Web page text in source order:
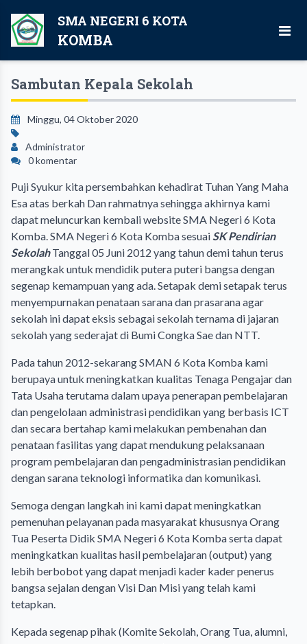
SMA NEGERI 6 KOTA
KOMBA
Sambutan Kepala Sekolah
Minggu, 04 Oktober 2020
Administrator
0 komentar
Puji Syukur kita persembahkan kehadirat Tuhan Yang Maha
Esa atas berkah Dan rahmatnya sehingga akhirnya kami
dapat meluncurkan kembali website SMA Negeri 6 Kota
Komba. SMA Negeri 6 Kota Komba sesuaiSK Pendirian
SekolahTanggal 05 Juni 2012 yang tahun demi tahun terus
merangkak untuk mendidik putera puteri bangsa dengan
segenap kemampuan yang ada. Setapak demi setapak terus
menyempurnakan penataan sarana dan prasarana agar
sekolah ini dapat eksis sebagai sekolah ternama di jajaran
sekolah yang sederajat di Bumi Congka Sae dan NTT.
Pada tahun 2012-sekarang SMAN 6 Kota Komba kami
berupaya untuk meningkatkan kualitas Tenaga Pengajar dan
Tata Usaha terutama dalam upaya penerapan pembelajaran
dan pengelolaan administrasi pendidikan yang berbasis ICT
dan secara bertahap kami melakukan pembenahan dan
penataan fasilitas yang dapat mendukung pelaksanaan
program pembelajaran dan pengadministrasian pendidikan
dengan sarana teknologi informatika dan komunikasi.
Semoga dengan langkah ini kami dapat meningkatkan
pemenuhan pelayanan pada masyarakat khususnya Orang
Tua Peserta Didik SMA Negeri 6 Kota Komba serta dapat
meningkatkan kualitas hasil pembelajaran (output) yang
lebih berbobot yang dapat menjadi kader kader penerus
bangsa sejalan dengan Visi Dan Misi yang telah kami
tetapkan.
Kepada segenap pihak (Komite Sekolah, Orang Tua, alumni,